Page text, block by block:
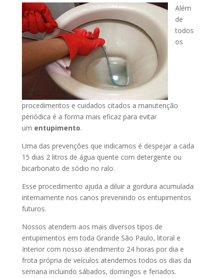
Além
de
todos
os
procedimentos e cuidados citados a manutenção
periódica é a forma mais eficaz para evitar
um entupimento.
Uma das prevenções que indicamos é despejar a cada
15 dias 2 litros de água quente com detergente ou
bicarbonato de sódio no ralo.
Esse procedimento ajuda a diluir a gordura acumulada
internamente nos canos prevenindo os entupimentos
futuros.
Nossos atendem aos mais diversos tipos de
entupimentos em toda Grande São Paulo, litoral e
Interior com nosso atendimento 24 horas por dia e
frota própria de veículos atendemos todos os dias da
semana incluindo sábados, domingos e feriados.